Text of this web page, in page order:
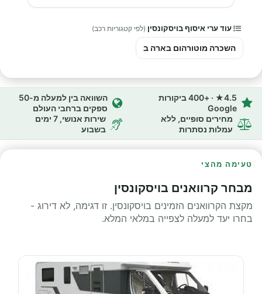
עוד ערי איסוף בויסקונסין (לפי קטגוריות רכב)
השכרה מוטורהום בארה ב
4.5★ · +400 ביקורות
Google
השוואה בין למעלה מ-50
ספקים ברחבי העולם
מחירים סופיים, ללא
עמלות נסתרות
שירות אנושי, 7 ימים
בשבוע
טעימה מהצי
מבחר קרוואנים בויסקונסין
מקצת הקרוואנים הזמינים בויסקונסין. זו דגימה, לא דירוג -
בחרו יעד למעלה לצפייה במלאי המלא.